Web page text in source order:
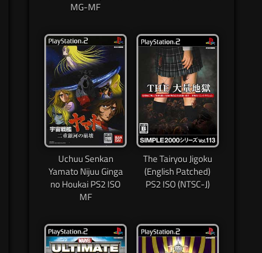
MG-MF
Uchuu Senkan
Yamato Nijuu Ginga
no Houkai PS2 ISO
MF
The Tairyou Jigoku
(English Patched)
PS2 ISO (NTSC-J)